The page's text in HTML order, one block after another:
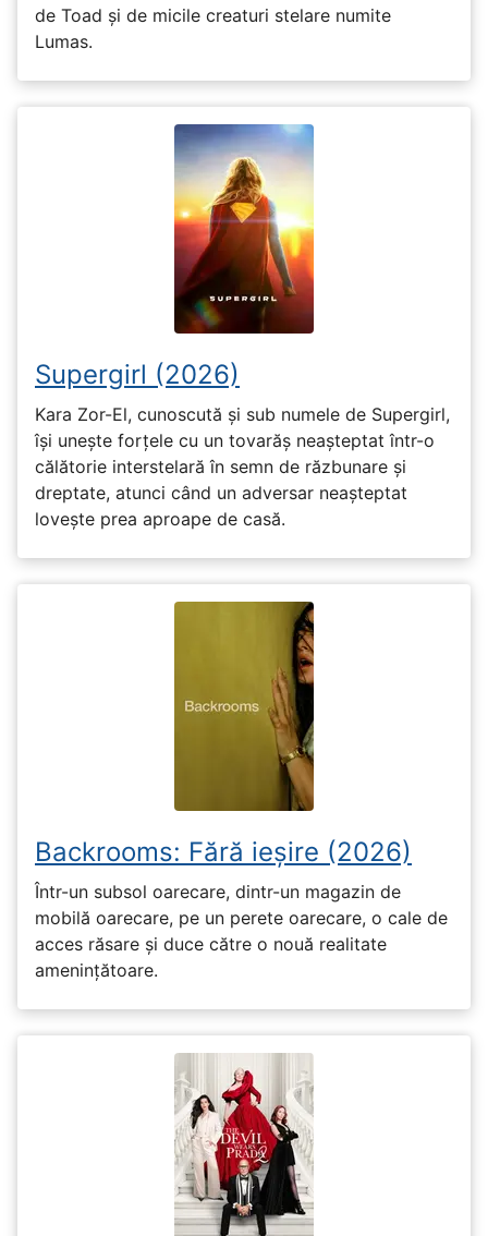
de Toad și de micile creaturi stelare numite
Lumas.
Supergirl (2026)
Kara Zor-El, cunoscută și sub numele de Supergirl,
își unește forțele cu un tovarăș neașteptat într-o
călătorie interstelară în semn de răzbunare și
dreptate, atunci când un adversar neașteptat
lovește prea aproape de casă.
Backrooms: Fără ieșire (2026)
Într-un subsol oarecare, dintr-un magazin de
mobilă oarecare, pe un perete oarecare, o cale de
acces răsare și duce către o nouă realitate
amenințătoare.